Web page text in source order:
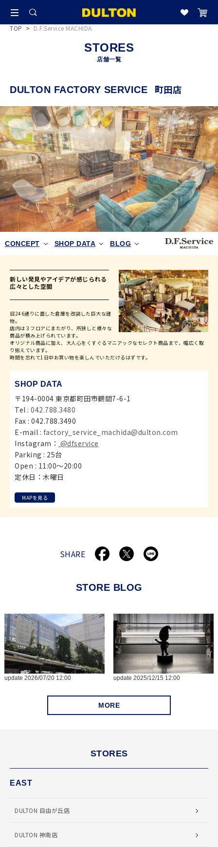
TOP > D.F.Service MACHIDA
STORES
店舗一覧
DULTON FACTORY SERVICE 町田店
CONCEPT SHOP DATA BLOG
新しい発見やアイデアが感じられる
広々とした空間
旧246通りに面した倉庫を改装した巨大な建
物。
店内は３フロアにまたがり、所狭しと様々な
商品が積み上げられています。
オリジナル商品に加え、大人心をくすぐるマニアックなセレクト商品まで、幅広く取
り揃えています。
時間を忘れて1日中お買い物を楽しんでいただけるはずです。
SHOP DATA
〒194-0004 東京都町田市鶴間7-6-1
Tel : 042.788.3480
Fax : 042.788.3490
E-mail : factory_service_machida@dulton.com
Instagram： @dfservice
Parking : 25台
Open : 11:00～20:00
定休日：木曜日
MAPを見る
SHARE
STORE BLOG
MORE
STORES
EAST
DULTON 自由が丘店
DULTON 神南店